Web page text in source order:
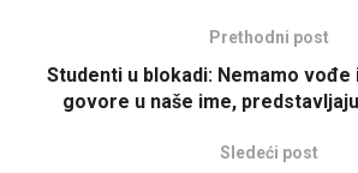
Prethodni post
Studenti u blokadi: Nemamo
govore u naše ime,
Sledeći post